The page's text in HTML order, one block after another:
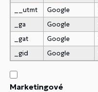
__utmt
Google
_ga
Google
_gat
Google
_gid
Google
Marketingové